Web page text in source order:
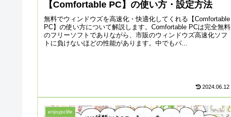
【Comfortable PC】の使い方・設定方法
無料でウィンドウズを高速化・快適化してくれる【Comfortable
PC】の使い方について解説します。Comfortable PCは完全無料
のフリーソフトでありながら、市販のウィンドウズ高速化ソフ
トに負けないほどの性能があります。中でもパ...
2024.06.12
enjoypclife